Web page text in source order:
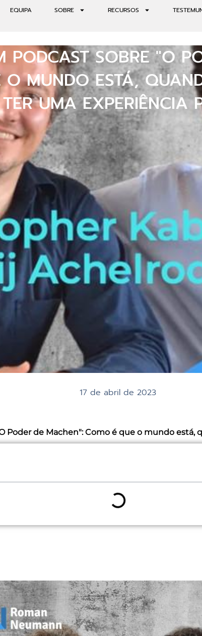
EQUIPA SOBRE RECURSOS
PODCAST SOBRE "O
MUNDO ESTÁ,
UMA EXPERIÊNCIA
17 de abril de 2023
Poder de Machen": Como é que o mundo